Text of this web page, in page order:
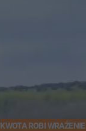
KWOTA ROBI WRAŻENIE